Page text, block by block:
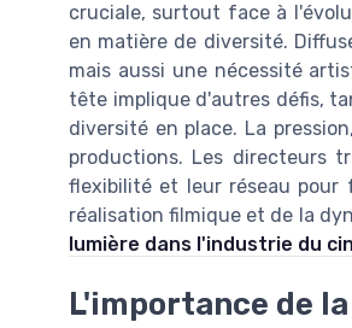
cruciale, surtout face à
en matière de diversité.
mais aussi une nécessité
tête implique d'autres défis,
diversité en place. La
productions. Les directeurs
flexibilité et leur réseau pour
réalisation filmique et de la
lumière dans l'industrie du
L'importance de